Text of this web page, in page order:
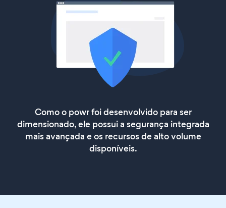
Como o powr foi desenvolvido para ser
dimensionado, ele possui a segurança integrada
mais avançada e os recursos de alto volume
disponíveis.